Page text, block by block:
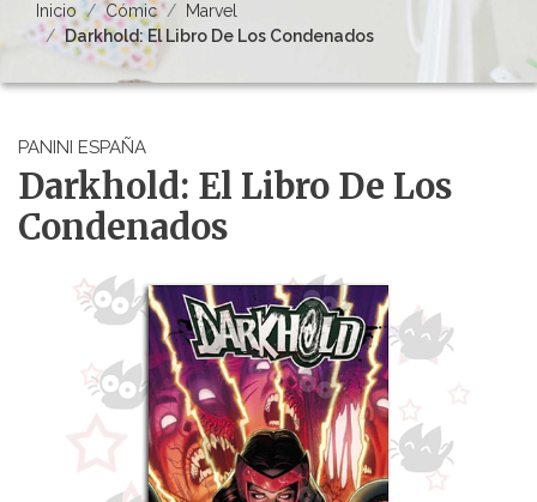
Inicio Cómic
Marvel
Darkhold: El Libro De Los Condenados
PANINI ESPAÑA
Darkhold: El Libro De Los
Condenados